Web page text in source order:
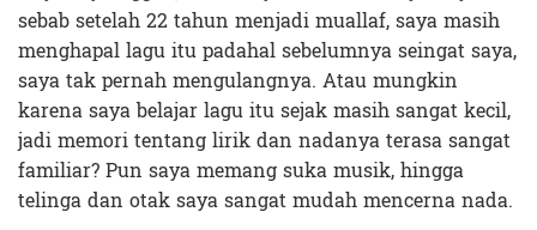
sebab setelah 22 tahun menjadi muallaf, saya masih
menghapal lagu itu padahal sebelumnya seingat saya,
saya tak pernah mengulangnya. Atau mungkin
karena saya belajar lagu itu sejak masih sangat kecil,
jadi memori tentang lirik dan nadanya terasa sangat
familiar? Pun saya memang suka musik, hingga
telinga dan otak saya sangat mudah mencerna nada.